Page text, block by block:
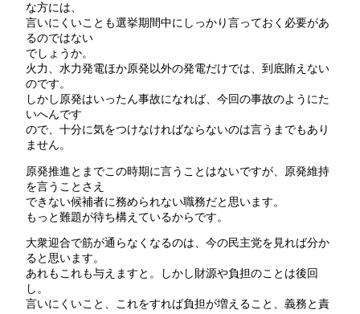
な方には、
言いにくいことも選挙期間中にしっかり言っておく必要があ
るのではない
でしょうか。
火力、水力発電ほか原発以外の発電だけでは、到底賄えない
のです。
しかし原発はいったん事故になれば、今回の事故のようにた
いへんです
ので、十分に気をつけなければならないのは言うまでもあり
ません。
原発推進とまでこの時期に言うことはないですが、原発維持
を言うことさえ
できない候補者に務められない職務だと思います。
もっと難題が待ち構えているからです。
大衆迎合で筋が通らなくなるのは、今の民主党を見れば分か
ると思います。
あれもこれも与えますと。しかし財源や負担のことは後回
し。
言いにくいこと、これをすれば負担が増えること、義務と責